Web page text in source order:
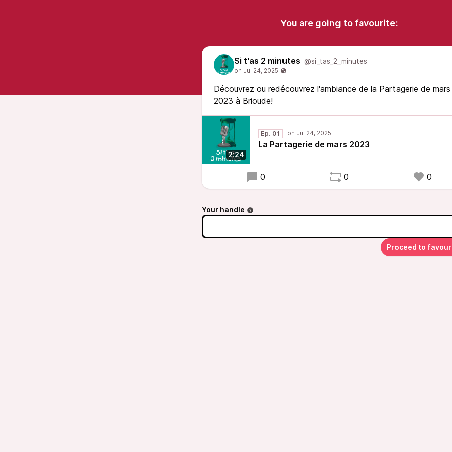
You are going to favourite:
Si t'as 2 minutes @si_tas_2_minutes
Découvrez ou redécouvrez l'ambiance de la Partagerie de mars
2023 à Brioude!
2:24
Ep. 01
La Partagerie de mars 2023
0 0 0
Your handle
Proceed to